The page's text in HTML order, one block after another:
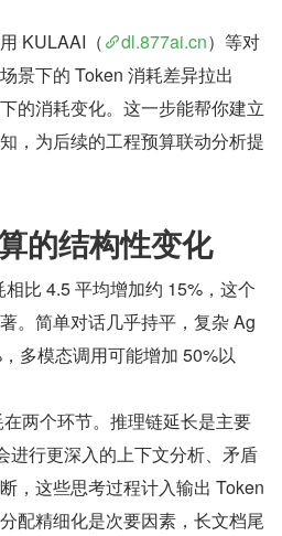
KULAAI（
dl.877ai.cn）等对
景下的 Token 消耗差异拉出
的消耗变化。这一步能帮你建立
，为后续的工程预算联动分析提
的结构性变化
比 4.5 平均增加约 15%，这个
。简单对话几乎持平，复杂 Ag
多模态调用可能增加 50%以
两个环节。推理链延长是主要
进行更深入的上下文分析、矛盾
，这些思考过程计入输出 Token
配精细化是次要因素，长文档尾